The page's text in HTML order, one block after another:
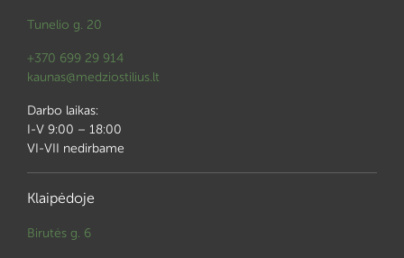
Tunelio g. 20
+370 699 29 914
kaunas@medziostilius.lt
Darbo laikas:
I-V 9:00 – 18:00
VI-VII nedirbame
Klaipėdoje
Birutės g. 6